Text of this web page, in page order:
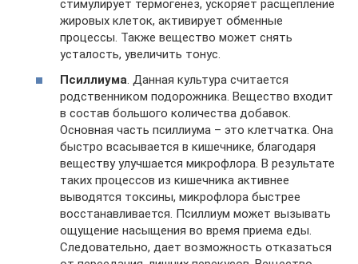
стимулирует термогенез, ускоряет расщепление
жировых клеток, активирует обменные
процессы. Также вещество может снять
усталость, увеличить тонус.
Псиллиума . Данная культура считается
родственником подорожника. Вещество входит
в состав большого количества добавок.
Основная часть псиллиума – это клетчатка. Она
быстро всасывается в кишечнике, благодаря
веществу улучшается микрофлора. В результате
таких процессов из кишечника активнее
выводятся токсины, микрофлора быстрее
восстанавливается. Псиллиум может вызывать
ощущение насыщения во время приема еды.
Следовательно, дает возможность отказаться